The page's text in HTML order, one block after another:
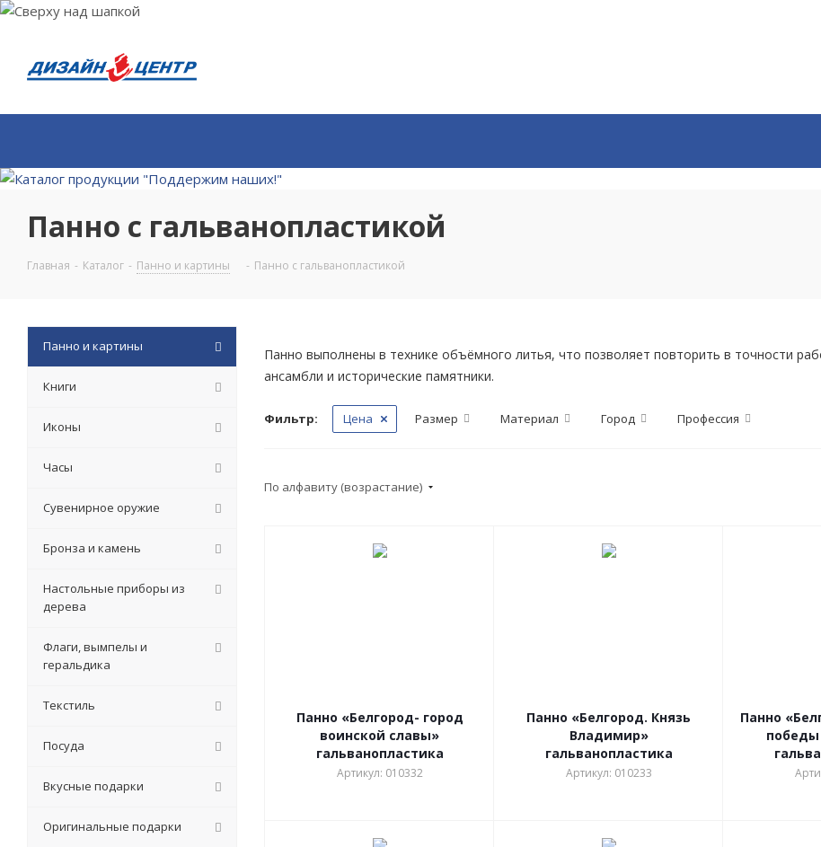
Панно с гальванопластикой
Главная - Каталог - Панно и картины - Панно с гальванопластикой
Панно выполнены в технике объёмного литья, что позволяет повторить в точности
ансамбли и исторические памятники.
Фильтр: Цена Размер Материал Город Профессия
По алфавиту (возрастание)
Панно «Белгород- город
воинской славы»
гальванопластика
Артикул: 010332
Панно «Белгород. Князь
Владимир»
гальванопластика
Артикул: 010233
Панно
Панно и картины
Книги
Иконы
Часы
Сувенирное оружие
Бронза и камень
Настольные приборы из
дерева
Флаги, вымпелы и
геральдика
Текстиль
Посуда
Вкусные подарки
Оригинальные подарки